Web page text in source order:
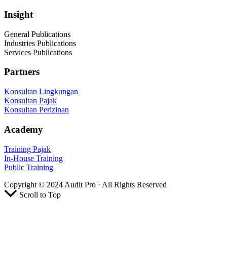
Insight
General Publications
Industries Publications
Services Publications
Partners
Konsultan Lingkungan
Konsultan Pajak
Konsultan Perizinan
Academy
Training Pajak
In-House Training
Public Training
Copyright © 2024 Audit Pro · All Rights Reserved
Scroll to Top